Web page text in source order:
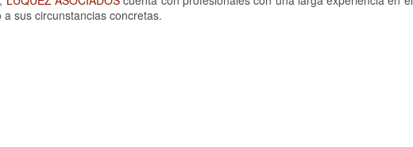
sus circunstancias concretas.